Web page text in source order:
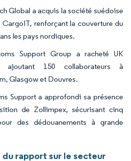
Global a acquis la société suédoise
renforçant la couverture du
les pays nordiques.
Support Group a racheté UK
ajoutant 150 collaborateurs à
Glasgow et Douvres.
Support a approfondi sa présence
de Zollimpex, sécurisant cinq
des dédouanements à grande
rapport sur le secteur